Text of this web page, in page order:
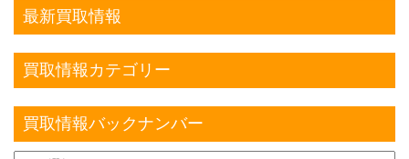
最新買取情報
買取情報カテゴリー
買取情報バックナンバー